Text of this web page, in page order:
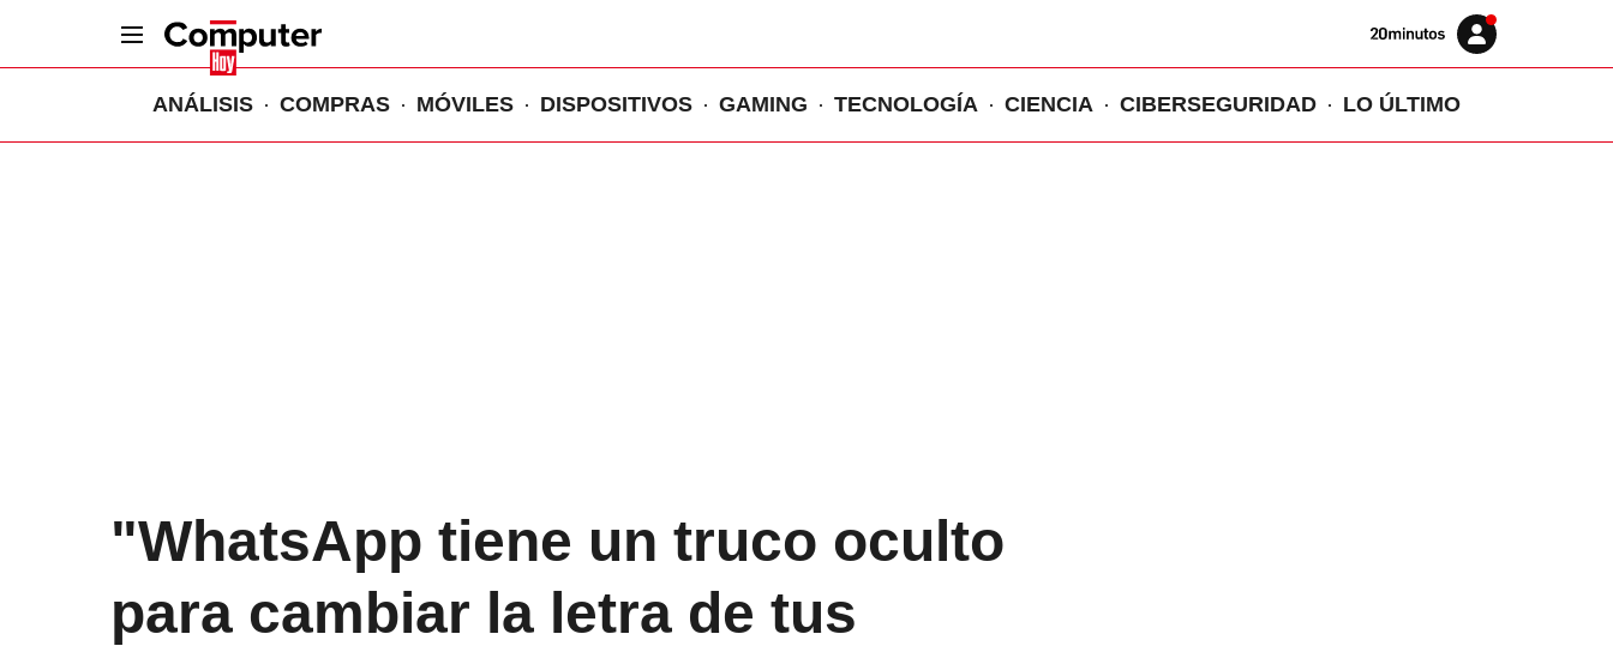
Volver
Iniciar
sesión
ANÁLISIS COMPRAS MÓVILES DISPOSITIVOS GAMING TECNOLOGÍA CIENCIA CIBERSEGURIDAD LO ÚLTIMO
"WhatsApp tiene un truco oculto
para cambiar la letra de tus